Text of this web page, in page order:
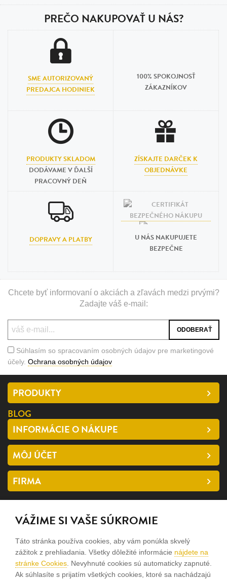
PREČO NAKUPOVAŤ U NÁS?
SME AUTORIZOVANÝ
PREDAJCA HODINIEK
100% SPOKOJNOSŤ
ZÁKAZNÍKOV
PRODUKTY SKLADOM
DODÁVAME V ĎALŠÍ
PRACOVNÝ DEŇ
ZÍSKAJTE DARČEK K
OBJEDNÁVKE
DOPRAVY A PLATBY
U NÁS NAKUPUJETE
BEZPEČNE
Chcete byť informovaní o akciách a zľavách medzi prvými?
Zadajte váš e-mail:
Súhlasím so spracovaním osobných údajov pre marketingové
účely. Ochrana osobných údajov
PRODUKTY
BLOG
INFORMÁCIE O NÁKUPE
MÔJ ÚČET
FIRMA
SLEDUJTE NÁS
facebook
instagram
VÁŽIME SI VAŠE SÚKROMIE
Táto stránka používa cookies, aby vám ponúkla skvelý
zážitok z prehliadania. Všetky dôležité informácie nájdete na
stránke Cookies . Nevyhnuté cookies sú automaticky zapnuté.
Ak súhlasíte s prijatím všetkých cookies, ktoré sa nachádzajú